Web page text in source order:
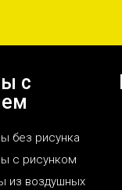
с
без рисунка
с рисунком
из воздушных